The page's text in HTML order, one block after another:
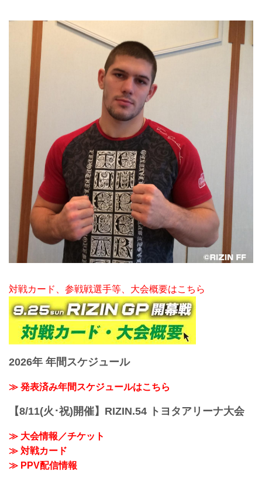
対戦カード、参戦戦選手等、大会概要はこちら
2026年 年間スケジュール
≫ 発表済み年間スケジュールはこちら
【8/11(火･祝)開催】RIZIN.54 トヨタアリーナ大会
≫ 大会情報／チケット
≫ 対戦カード
≫ PPV配信情報